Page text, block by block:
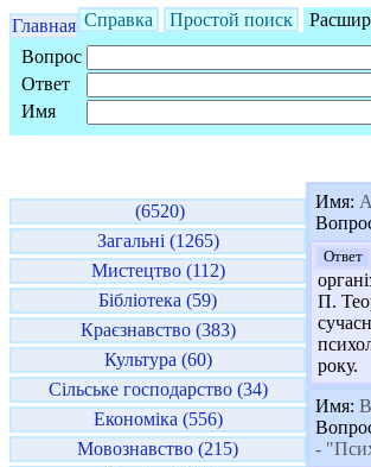
Главная Справка Простой поиск
Вопрос
Ответ
Имя
(6520)
Загальні (1265)
Мистецтво (112)
Бібліотека (59)
Краєзнавство (383)
Культура (60)
Сільське господарство (34)
Економіка (556)
Мовознавство (215)
Имя:
Ответ
П.
року.
Имя:
-